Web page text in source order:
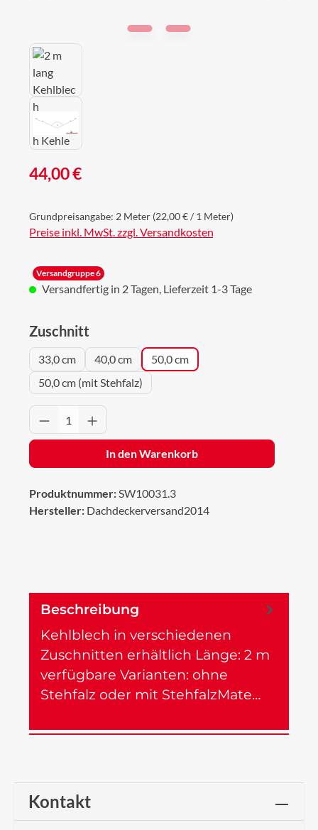
Regulärer Preis:
44,00 €
Grundpreisangabe: 2 Meter (22,00 € / 1 Meter)
Preise inkl. MwSt. zzgl. Versandkosten
Versandgruppe 6
Versandfertig in 2 Tagen, Lieferzeit 1-3 Tage
Zuschnitt
33,0 cm 40,0 cm
50,0 cm
50,0 cm (mit Stehfalz)
Produkt Anzahl: Gib den gewünschten
In den Warenkorb
Produktnummer:SW10031.3
Hersteller: Dachdeckerversand2014
Beschreibung
Kehlblech in verschiedenen
Zuschnitten erhältlich Länge: 2 m
verfügbare Varianten: ohne
Stehfalz oder mit StehfalzMate…
Kontakt